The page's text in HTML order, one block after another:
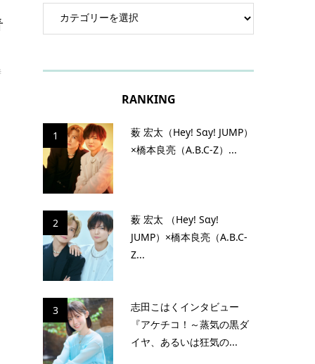
RANKING
1
薮 宏太（Hey! Sɑy! JUMP）
×橋本良亮（A.B.C-Z）...
2
薮 宏太 （Hey! Sɑy!
JUMP）×橋本良亮（A.B.C-
Z...
3
志田こはくインタビュー
『アケチコ！～蒸気の黒ダ
イヤ、あるいは狂気の...